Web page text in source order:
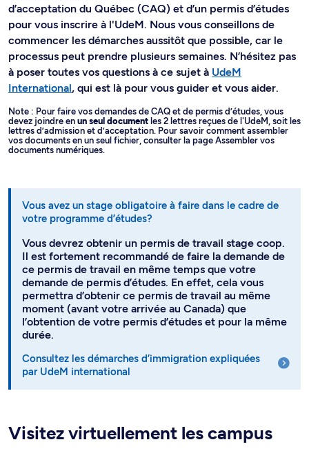
d’acceptation du Québec (CAQ) et d’un permis d’études
pour vous inscrire à l'UdeM. Nous vous conseillons de
commencer les démarches aussitôt que possible, car le
processus peut prendre plusieurs semaines. N’hésitez pas
à poser toutes vos questions à ce sujet à UdeM
International, qui est là pour vous guider et vous aider.
Note : Pour faire vos demandes de CAQ et de permis d’études, vous
devez joindre en un seul document les 2 lettres reçues de l'UdeM, soit les
lettres d’admission et d’acceptation. Pour savoir comment assembler
vos documents en un seul fichier, consulter la page Assembler vos
documents numériques.
Vous avez un stage obligatoire à faire dans le cadre de
votre programme d’études?
Vous devrez obtenir un permis de travail stage coop.
Il est fortement recommandé de faire la demande de
ce permis de travail en même temps que votre
demande de permis d’études. En effet, cela vous
permettra d’obtenir ce permis de travail au même
moment (avant votre arrivée au Canada) que
l’obtention de votre permis d’études et pour la même
durée.
Consultez les démarches d’immigration expliquées
par UdeM international
Visitez virtuellement les campus